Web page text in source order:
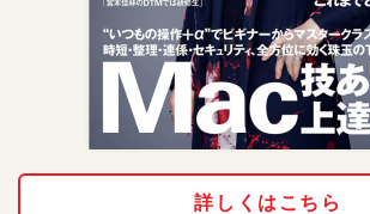
詳しくはこちら